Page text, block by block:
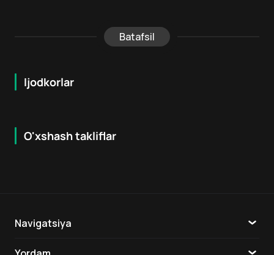
Batafsil
Ijodkorlar
O'xshash takliflar
18 + 7.3
Navigatsiya